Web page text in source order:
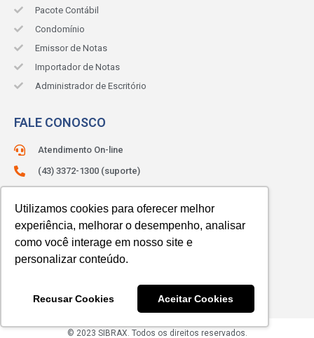
Utilizamos cookies para oferecer melhor
experiência, melhorar o desempenho, analisar
como você interage em nosso site e
personalizar conteúdo.
Recusar Cookies Aceitar Cookies
Pacote Contábil
Condomínio
Emissor de Notas
Importador de Notas
Administrador de Escritório
FALE CONOSCO
Atendimento On-line
(43) 3372-1300 (suporte)
ATENDIMENTO:Segunda à sexta.
Das 8h às 12h e das 13h às 18h.
© 2023 SIBRAX. Todos os direitos reservados.